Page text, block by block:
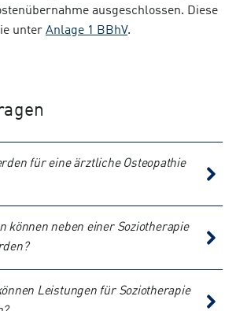
ausgeschlossen. Diese
unter Anlage 1 BBhV.
für eine ärztliche Osteopathie
können neben einer Soziotherapie
Leistungen für Soziotherapie